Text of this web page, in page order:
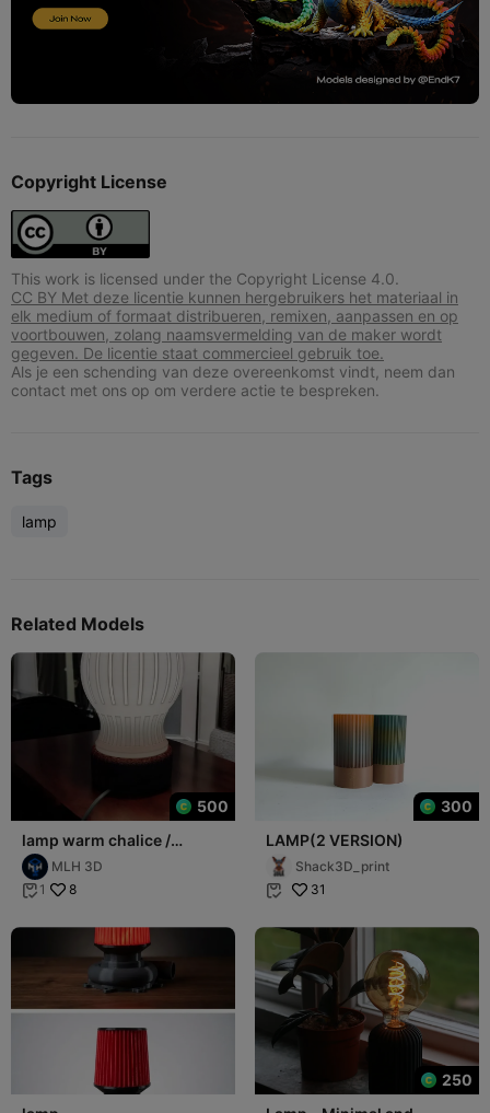
Copyright License
This work is licensed under the Copyright License 4.0.
CC BY Met deze licentie kunnen hergebruikers het materiaal in
elk medium of formaat distribueren, remixen, aanpassen en op
voortbouwen, zolang naamsvermelding van de maker wordt
gegeven. De licentie staat commercieel gebruik toe.
Als je een schending van deze overeenkomst vindt, neem dan
contact met ons op om verdere actie te bespreken.
Tags
lamp
Related Models
500
lamp warm chalice /
lampara caliz calido.
MLH 3D
 1 8
300
LAMP(2 VERSION)
Shack3D_print
 31
250